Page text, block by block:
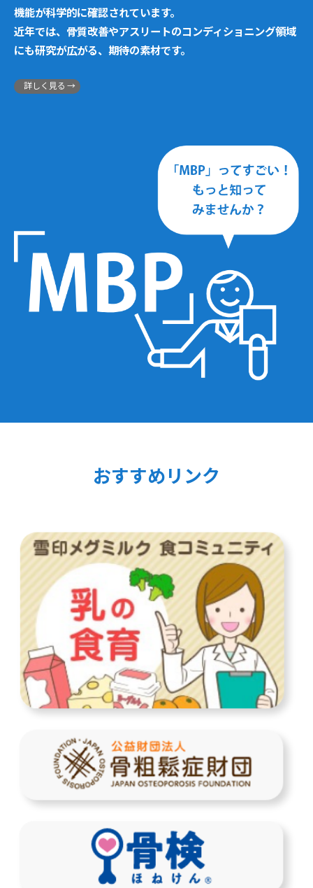
機能が科学的に確認されています。
近年では、骨質改善やアスリートのコンディショニング領域
にも研究が広がる、期待の素材です。
詳しく見る
おすすめリンク